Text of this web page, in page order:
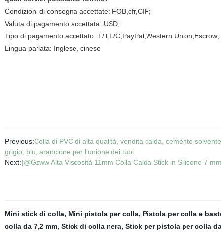
Condizioni di consegna accettate: FOB,cfr,CIF;
Valuta di pagamento accettata: USD;
Tipo di pagamento accettato: T/T,L/C,PayPal,Western Union,Escrow;
Lingua parlata: Inglese, cinese
Previous:Colla di PVC di alta qualità, vendita calda, cemento
grigio, blu, arancione per l′unione dei tubi
Next:{@Gzww Alta Viscosità 11mm Colla Calda Stick in Silicone 7
Mini stick di colla, Mini pistola per colla, Pistola per colla e
colla da 7,2 mm, Stick di colla nera, Stick per pistola per colla